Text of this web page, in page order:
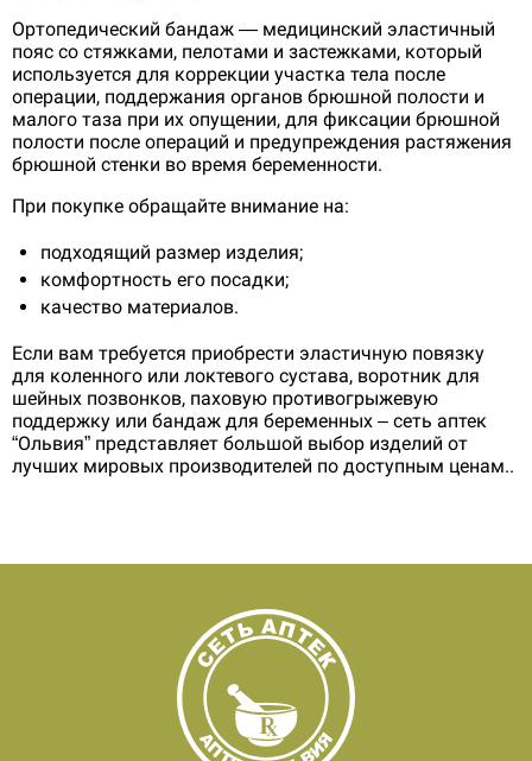
Ортопедический бандаж — медицинский эластичный
пояс со стяжками, пелотами и застежками, который
используется для коррекции участка тела после
операции, поддержания органов брюшной полости и
малого таза при их опущении, для фиксации брюшной
полости после операций и предупреждения растяжения
брюшной стенки во время беременности.
При покупке обращайте внимание на:
подходящий размер изделия;
комфортность его посадки;
качество материалов.
Если вам требуется приобрести эластичную повязку
для коленного или локтевого сустава, воротник для
шейных позвонков, паховую противогрыжевую
поддержку или бандаж для беременных – сеть аптек
“Ольвия” представляет большой выбор изделий от
лучших мировых производителей по доступным ценам..